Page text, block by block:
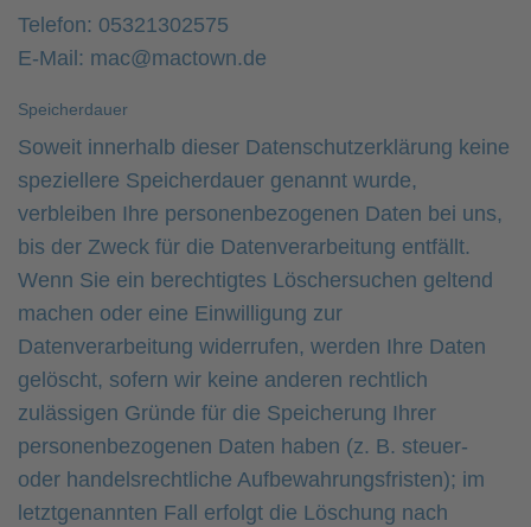
Telefon: 05321302575
E-Mail: mac@mactown.de
Speicherdauer
Soweit innerhalb dieser Datenschutzerklärung keine
speziellere Speicherdauer genannt wurde,
verbleiben Ihre personenbezogenen Daten bei uns,
bis der Zweck für die Datenverarbeitung entfällt.
Wenn Sie ein berechtigtes Löschersuchen geltend
machen oder eine Einwilligung zur
Datenverarbeitung widerrufen, werden Ihre Daten
gelöscht, sofern wir keine anderen rechtlich
zulässigen Gründe für die Speicherung Ihrer
personenbezogenen Daten haben (z. B. steuer-
oder handelsrechtliche Aufbewahrungsfristen); im
letztgenannten Fall erfolgt die Löschung nach